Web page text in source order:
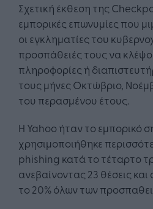
Σχετική έκθεση της
εμπορικές επωνυμίες που
οι εγκληματίες του
προσπάθειές τους να
πληροφορίες ή
τους μήνες Οκτώβριο,
του περασμένου έτους.
Η Yahoo ήταν το εμπορικό
χρησιμοποιήθηκε
phishing κατά το τέταρτο
ανεβαίνοντας 23 θέσεις
το 20% όλων των